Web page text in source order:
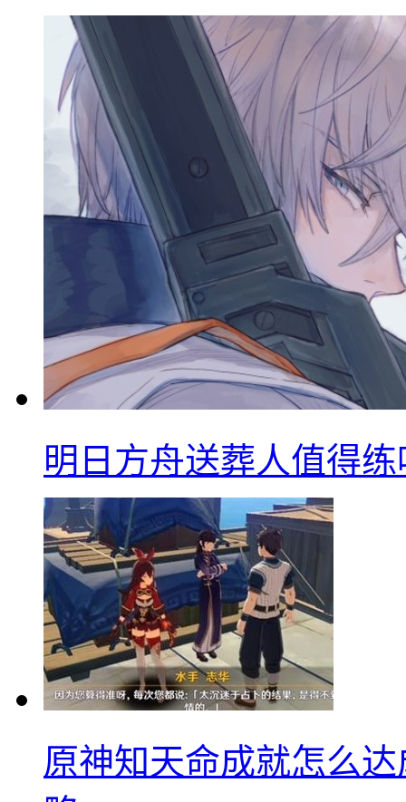
明日方舟送葬人值得
原神知天命成就怎么